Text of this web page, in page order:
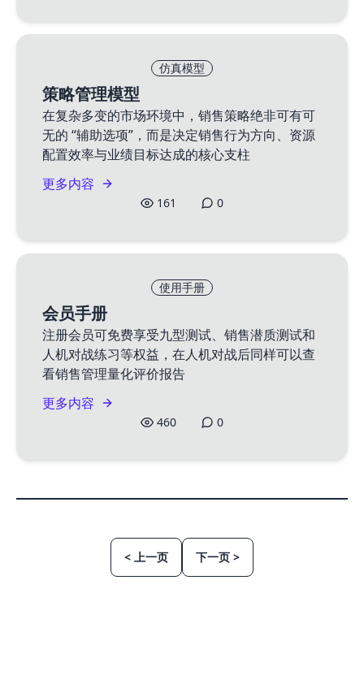
仿真模型
策略管理模型
在复杂多变的市场环境中，销售策略绝非可有可
无的 “辅助选项”，而是决定销售行为方向、资源
配置效率与业绩目标达成的核心支柱
更多内容
161 0
使用手册
会员手册
注册会员可免费享受九型测试、销售潜质测试和
人机对战练习等权益，在人机对战后同样可以查
看销售管理量化评价报告
更多内容
460 0
< 上一页 下一页 >